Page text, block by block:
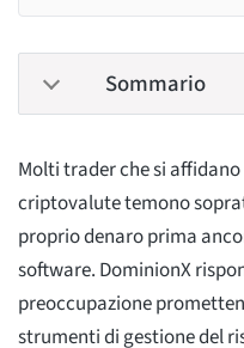
Sommario
Molti trader che si
criptovalute temono
proprio denaro prima
software. DominionX
preoccupazione
strumenti di gestione del